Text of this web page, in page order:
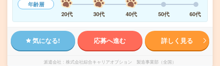
年齢層
20代
30代 40代 50代 60代
気になる! 応募へ進む 詳しく見る
派遣会社 株式会社綜合キャリアオプション 製造事業部（全国）